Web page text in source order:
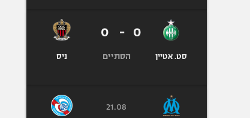
סט. אטיין
0
-
0
הסתיים ניס
21.08